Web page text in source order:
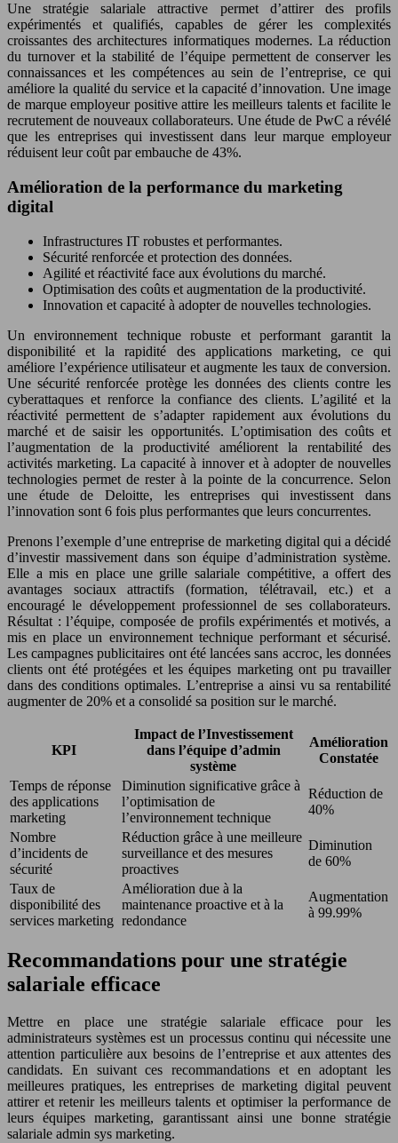
Une stratégie salariale attractive permet d’attirer des profils
expérimentés et qualifiés, capables de gérer les complexités
croissantes des architectures informatiques modernes. La réduction
du turnover et la stabilité de l’équipe permettent de conserver les
connaissances et les compétences au sein de l’entreprise, ce qui
améliore la qualité du service et la capacité d’innovation. Une image
de marque employeur positive attire les meilleurs talents et facilite le
recrutement de nouveaux collaborateurs. Une étude de PwC a révélé
que les entreprises qui investissent dans leur marque employeur
réduisent leur coût par embauche de 43%.
Amélioration de la performance du marketing
digital
Infrastructures IT robustes et performantes.
Sécurité renforcée et protection des données.
Agilité et réactivité face aux évolutions du marché.
Optimisation des coûts et augmentation de la productivité.
Innovation et capacité à adopter de nouvelles technologies.
Un environnement technique robuste et performant garantit la
disponibilité et la rapidité des applications marketing, ce qui
améliore l’expérience utilisateur et augmente les taux de conversion.
Une sécurité renforcée protège les données des clients contre les
cyberattaques et renforce la confiance des clients. L’agilité et la
réactivité permettent de s’adapter rapidement aux évolutions du
marché et de saisir les opportunités. L’optimisation des coûts et
l’augmentation de la productivité améliorent la rentabilité des
activités marketing. La capacité à innover et à adopter de nouvelles
technologies permet de rester à la pointe de la concurrence. Selon
une étude de Deloitte, les entreprises qui investissent dans
l’innovation sont 6 fois plus performantes que leurs concurrentes.
Prenons l’exemple d’une entreprise de marketing digital qui a décidé
d’investir massivement dans son équipe d’administration système.
Elle a mis en place une grille salariale compétitive, a offert des
avantages sociaux attractifs (formation, télétravail, etc.) et a
encouragé le développement professionnel de ses collaborateurs.
Résultat : l’équipe, composée de profils expérimentés et motivés, a
mis en place un environnement technique performant et sécurisé.
Les campagnes publicitaires ont été lancées sans accroc, les données
clients ont été protégées et les équipes marketing ont pu travailler
dans des conditions optimales. L’entreprise a ainsi vu sa rentabilité
augmenter de 20% et a consolidé sa position sur le marché.
KPI
Impact de l’Investissement
dans l’équipe d’admin
système
Amélioration
Constatée
Temps de réponse
des applications
marketing
Diminution significative grâce à
l’optimisation de
l’environnement technique
Réduction de
40%
Nombre
d’incidents de
sécurité
Réduction grâce à une meilleure
surveillance et des mesures
proactives
Diminution
de 60%
Taux de
disponibilité des
services marketing
Amélioration due à la
maintenance proactive et à la
redondance
Augmentation
à 99.99%
Recommandations pour une stratégie
salariale efficace
Mettre en place une stratégie salariale efficace pour les
administrateurs systèmes est un processus continu qui nécessite une
attention particulière aux besoins de l’entreprise et aux attentes des
candidats. En suivant ces recommandations et en adoptant les
meilleures pratiques, les entreprises de marketing digital peuvent
attirer et retenir les meilleurs talents et optimiser la performance de
leurs équipes marketing, garantissant ainsi une bonne stratégie
salariale admin sys marketing.